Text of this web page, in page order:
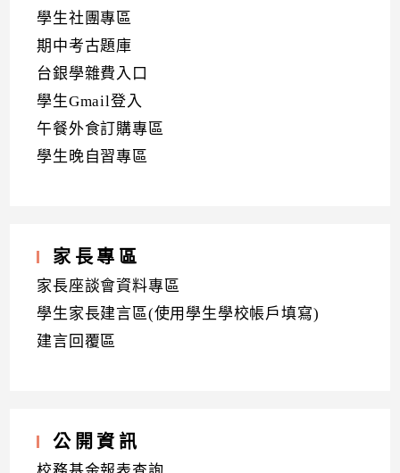
學生社團專區
期中考古題庫
台銀學雜費入口
學生Gmail登入
午餐外食訂購專區
學生晚自習專區
家長專區
家長座談會資料專區
學生家長建言區(使用學生學校帳戶填寫)
建言回覆區
公開資訊